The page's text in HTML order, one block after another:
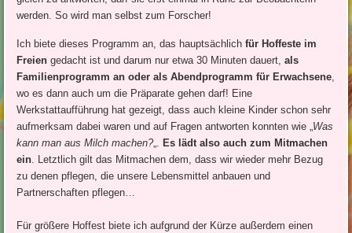
werden. So wird man selbst zum Forscher!
Ich biete dieses Programm an, das hauptsächlichfür Hoffeste im
Freien gedacht ist und darum nur etwa 30 Minuten dauert,als
Familienprogramm an oder als Abendprogramm für Erwachsene,
wo es dann auch um die Präparate gehen darf! Eine
Werkstattaufführung hat gezeigt, dass auch kleine Kinder schon sehr
aufmerksam dabei waren und auf Fragen antworten konnten wie „Was
kann man aus Milch machen?„. Es lädt also auch zum Mitmachen
ein. Letztlich gilt das Mitmachen dem, dass wir wieder mehr Bezug
zu denen pflegen, die unsere Lebensmittel anbauen und
Partnerschaften pflegen…
Für größere Hoffest biete ich aufgrund der Kürze außerdem einen